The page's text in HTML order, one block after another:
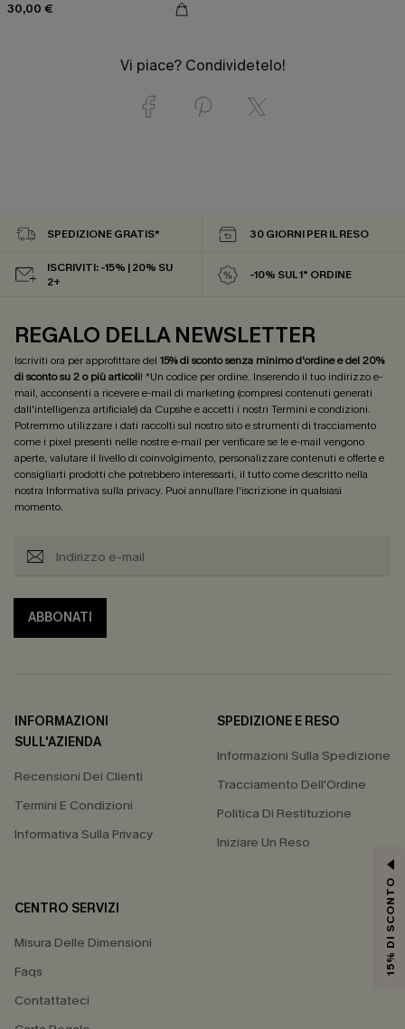
30,00 €
Vi piace? Condividetelo!
SPEDIZIONE GRATIS* 30 GIORNI PER IL RESO
ISCRIVITI: -15% | 20% SU
2+
-10% SUL 1° ORDINE
REGALO DELLA NEWSLETTER
Iscriviti ora per approfittare del 15% di sconto senza minimo d'ordine e del 20%
di sconto su 2 o più articoli! *Un codice per ordine. Inserendo il tuo indirizzo e-
mail, acconsenti a ricevere e-mail di marketing (compresi contenuti generati
dall'intelligenza artificiale) da Cupshe e accetti i nostri Termini e condizioni.
Potremmo utilizzare i dati raccolti sul nostro sito e strumenti di tracciamento
come i pixel presenti nelle nostre e-mail per verificare se le e-mail vengono
aperte, valutare il livello di coinvolgimento, personalizzare contenuti e offerte e
consigliarti prodotti che potrebbero interessarti, il tutto come descritto nella
nostra Informativa sulla privacy. Puoi annullare l'iscrizione in qualsiasi
momento.
ABBONATI
INFORMAZIONI
SULL'AZIENDA
Recensioni Dei Clienti
Termini E Condizioni
Informativa Sulla Privacy
SPEDIZIONE E RESO
Informazioni Sulla Spedizione
Tracciamento Dell'Ordine
Politica Di Restituzione
Iniziare Un Reso
CENTRO SERVIZI
Misura Delle Dimensioni
Faqs
Contattateci
15% DI SCONTO